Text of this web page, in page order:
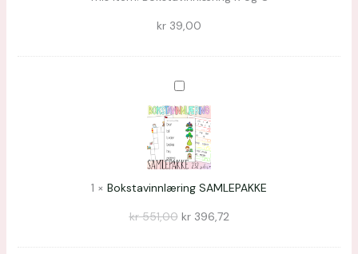
kr 39,00
Bokstavinnlæring
SAMLEPAKKE
1 × Bokstavinnlæring SAMLEPAKKE
kr551,00 kr396,72